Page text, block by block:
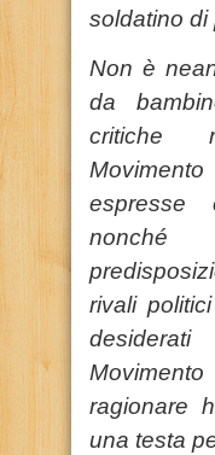
soldatino di
Non è
da
critiche
espresse
nonché
rivali
ragionare
una testa